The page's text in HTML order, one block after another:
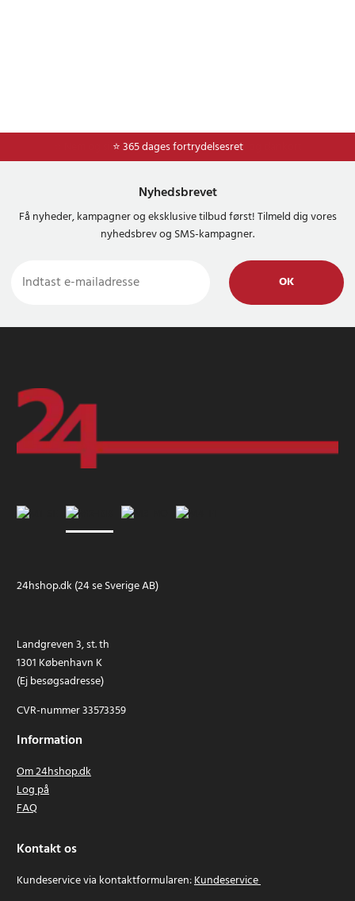
⭐ 365 dages fortrydelsesret
⭐ Nem og sikker betaling med mobilepay og dankort
Nyhedsbrevet
Få nyheder, kampagner og eksklusive tilbud først! Tilmeld dig vores
nyhedsbrev og SMS-kampagner.
OK
24hshop.dk (24 se Sverige AB)
Landgreven 3, st. th
1301 København K
(Ej besøgsadresse)
CVR-nummer 33573359
Information
Om 24hshop.dk
Log på
FAQ
Kontakt os
Kundeservice via kontaktformularen:Kundeservice